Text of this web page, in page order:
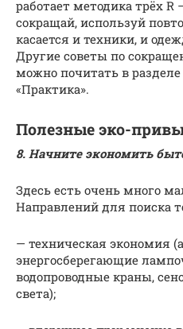
работает методика трёх R
сокращай, используй
касается и техники, и
Другие советы по
можно почитать в
«Практика».
Полезные эко-
8. Начните экономить
Здесь есть очень много
Направлений для поиска
— техническая экономия
энергосберегающие
водопроводные краны,
света);